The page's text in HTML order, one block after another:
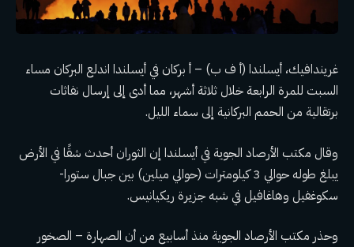
غريندافيك، أيسلندا (أ ف ب) – أ بركان في أيسلندا اندلع البركان مساء
السبت للمرة الرابعة خلال ثلاثة أشهر، مما أدى إلى إرسال نفاثات
برتقالية من الحمم البركانية إلى سماء الليل.
وقال مكتب الأرصاد الجوية في أيسلندا إن الثوران أحدث شقًا في الأرض
يبلغ طوله حوالي 3 كيلومترات (حوالي ميلين) بين جبال ستورا-
سكوغفيل وهاغافيل في شبه جزيرة ريكيانيس.
وحذر مكتب الأرصاد الجوية منذ أسابيع من أن الصهارة – الصخور